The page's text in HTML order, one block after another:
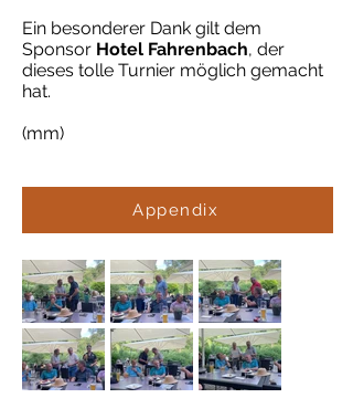
Ein besonderer Dank gilt dem
Sponsor Hotel Fahrenbach, der
dieses tolle Turnier möglich gemacht
hat.
(mm)
Appendix